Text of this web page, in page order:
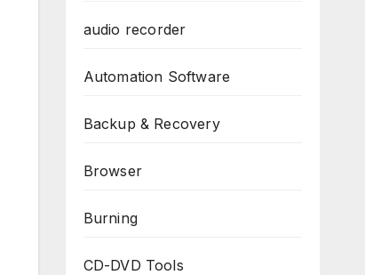
audio recorder
Automation Software
Backup & Recovery
Browser
Burning
CD-DVD Tools